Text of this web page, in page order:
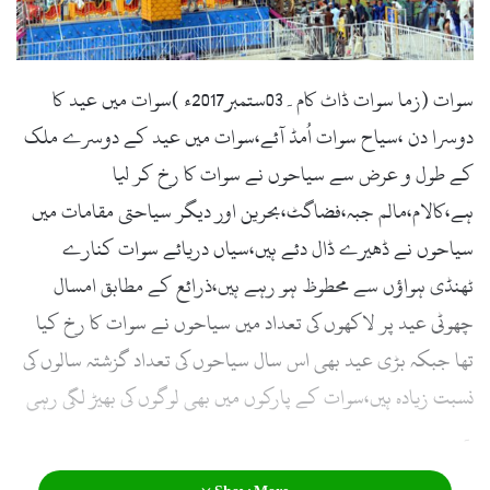
l
سوات (زما سوات ڈاٹ کام۔03ستمبر2017ء )سوات میں عید کا
دوسرا دن ،سیاح سوات اُمڈ آئے،سوات میں عید کے دوسرے ملک
کے طول و عرض سے سیاحوں نے سوات کا رخ کر لیا
ہے،کالام،مالم جبہ،فضاگٹ،بحرین اور دیگر سیاحتی مقامات میں
سیاحوں نے ڈھیرے ڈال دئے ہیں،سیاں دریائے سوات کنارے
ٹھنڈی ہواؤں سے محطوظ ہو رہے ہیں،ذرائع کے مطابق امسال
چھوٹی عید پر لاکھوں کی تعداد میں سیاحوں نے سوات کا رخ کیا
تھا جبکہ بڑی عید بھی اس سال سیاحوں کی تعداد گزشتہ سالوں کی
نسبت زیادہ ہیں،سوات کے پارکوں میں بھی لوگوں کی بھیڑ لگی رہی
۔